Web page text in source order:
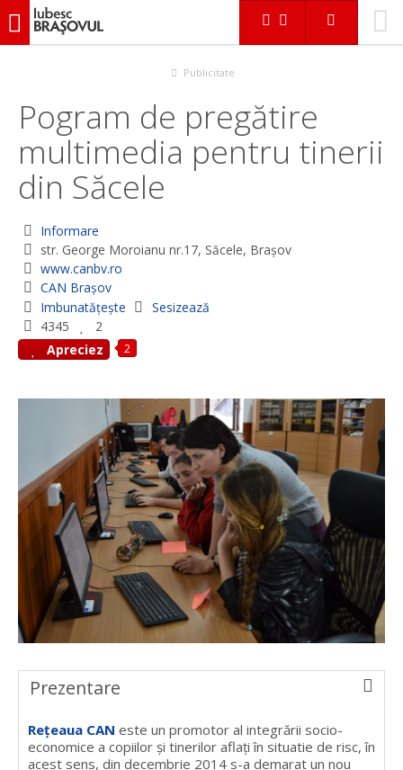
iubescbraşovul.ro
Pogram de pregătire multimedia pentru tinerii din Săcele
Publicitate
Pogram de pregătire
multimedia pentru tinerii
din Săcele
Informare
str. George Moroianu nr.17, Săcele, Braşov
www.canbv.ro
CAN Braşov
Imbunatățește
Sesizează
4345
2
Apreciez
2
Prezentare
Rețeaua CAN este un promotor al integrării socio-
economice a copiilor și tinerilor aflați în situatie de risc, în
acest sens, din decembrie 2014 s-a demarat un nou